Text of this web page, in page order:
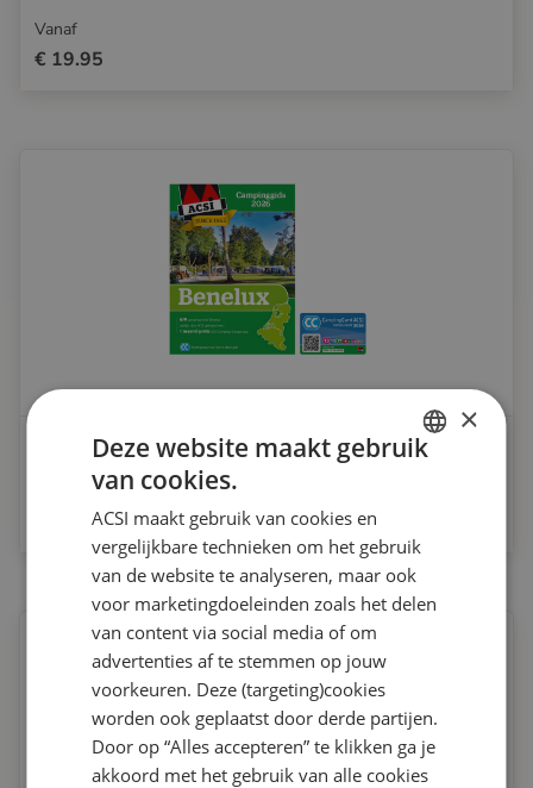
Vanaf
€ 19.95
ACSI Campinggids Benelux
€ 17.95
FRENCH
GERMAN
SPANISH
SWEDISH
×
Deze website maakt gebruik
van cookies.
ACSI maakt gebruik van cookies en
vergelijkbare technieken om het gebruik
van de website te analyseren, maar ook
voor marketingdoeleinden zoals het delen
van content via social media of om
advertenties af te stemmen op jouw
voorkeuren. Deze (targeting)cookies
worden ook geplaatst door derde partijen.
Door op “Alles accepteren” te klikken ga je
akkoord met het gebruik van alle cookies